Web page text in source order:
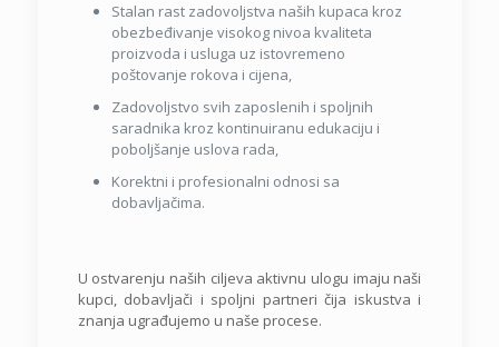
Stalan rast zadovoljstva naših kupaca kroz
obezbeđivanje visokog nivoa kvaliteta
proizvoda i usluga uz istovremeno
poštovanje rokova i cijena,
Zadovoljstvo svih zaposlenih i spoljnih
saradnika kroz kontinuiranu edukaciju i
poboljšanje uslova rada,
Korektni i profesionalni odnosi sa
dobavljačima.
U ostvarenju naših ciljeva aktivnu ulogu imaju naši
kupci, dobavljači i spoljni partneri čija iskustva i
znanja ugrađujemo u naše procese.